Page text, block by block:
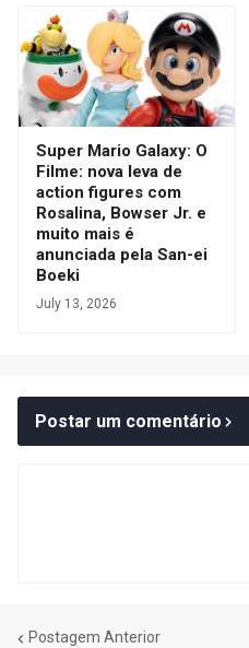
Super Mario Galaxy: O
Filme: nova leva de
action figures com
Rosalina, Bowser Jr. e
muito mais é
anunciada pela San-ei
Boeki
July 13, 2026
Postar um comentário
Postagem Anterior